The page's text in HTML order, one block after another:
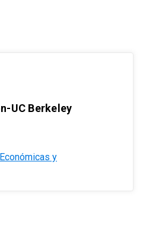
UC Berkeley
y